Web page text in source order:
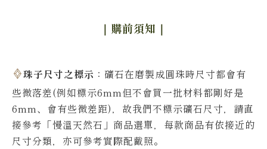
｜購前須知 ｜
珠子尺寸之標示 ：礦石在磨製成圓珠時尺寸都會有
些微落差(例如標示6mm但不會買一批材料都剛好是
6mm、會有些微差距)，故我們不標示礦石尺寸，請直
接參考「慢溫天然石」商品選單，每款商品有依接近的
尺寸分類，亦可參考實際配戴照。